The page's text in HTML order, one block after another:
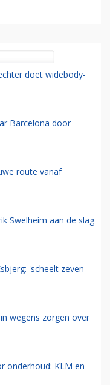
doet widebody-
Barcelona door
route vanaf
Swelheim aan de slag
'scheelt zeven
wegens zorgen over
onderhoud: KLM en